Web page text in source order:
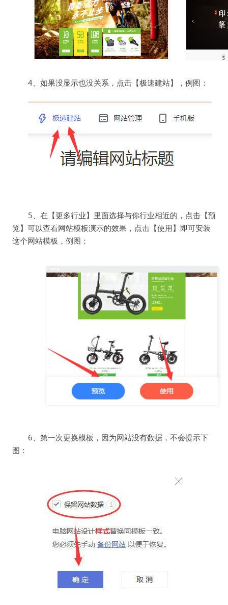
4、如果没显示也没关系，点击【极速建站】，例图：
5、在【更多行业】里面选择与你行业相近的，点击【预
览】可以查看网站模板演示的效果，点击【使用】即可安装
这个网站模板，例图：
6、第一次更换模板，因为网站没有数据，不会提示下
图：